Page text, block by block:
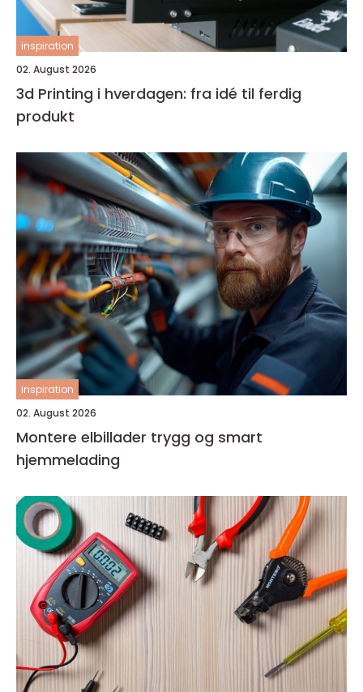
inspiration
02. August 2026
3d Printing i hverdagen: fra idé til ferdig
produkt
inspiration
02. August 2026
Montere elbillader trygg og smart
hjemmelading